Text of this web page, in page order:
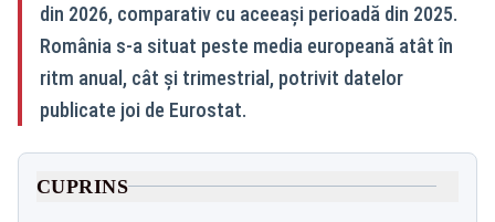
din 2026, comparativ cu aceeași perioadă din 2025.
România s-a situat peste media europeană atât în
ritm anual, cât și trimestrial, potrivit datelor
publicate joi de Eurostat.
CUPRINS